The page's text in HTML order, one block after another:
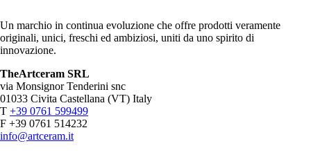
Un marchio in continua evoluzione che offre prodotti veramente
originali, unici, freschi ed ambiziosi, uniti da uno spirito di
innovazione.
TheArtceram SRL
via Monsignor Tenderini snc
01033 Civita Castellana (VT) Italy
T +39 0761 599499
F +39 0761 514232
info@artceram.it